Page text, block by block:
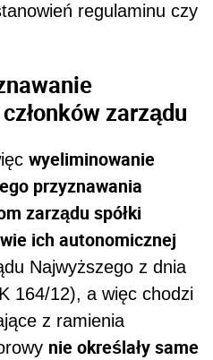
regulaminu czy
zarządu
wyeliminowanie
przyznawania
zarządu spółki
ich autonomicznej
Najwyższego z dnia
164/12), a więc chodzi
z ramienia
nie określały same